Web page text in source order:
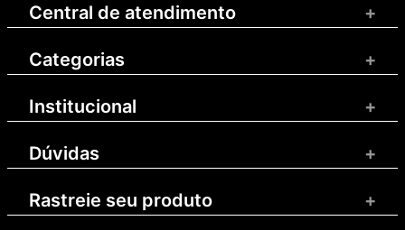
Central de atendimento +
Categorias +
Institucional +
Dúvidas +
Rastreie seu produto +